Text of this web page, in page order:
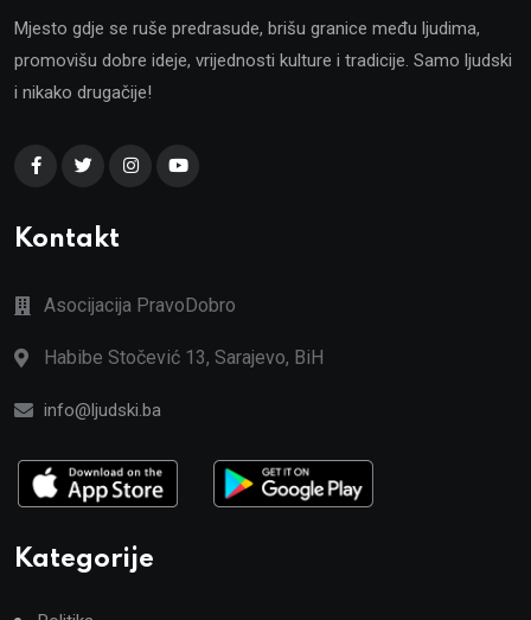
Mjesto gdje se ruše predrasude, brišu granice među ljudima,
promovišu dobre ideje, vrijednosti kulture i tradicije. Samo ljudski
i nikako drugačije!
Kontakt
Asocijacija PravoDobro
Habibe Stočević 13, Sarajevo, BiH
info@ljudski.ba
Kategorije